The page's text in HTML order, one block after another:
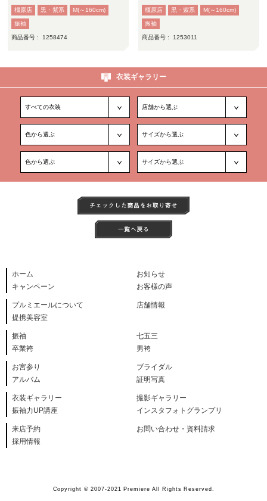
橿原店 黒・紫系 M(～160cm)
振袖
商品番号 : 1258474
橿原店 黒・紫系 M(～160cm)
振袖
商品番号 : 1253011
衣装ギャラリー
ホーム
お知らせ
キャンペーン
お客様の声
プルミエールについて
店舗情報
提携美容室
振袖
七五三
卒業袴
男袴
お宮参り
ブライダル
アルバム
証明写真
衣装ギャラリー
撮影ギャラリー
振袖力UP講座
インスタフォトグランプリ
来店予約
お問い合わせ・資料請求
採用情報
Copyright © 2007-2021 Premiere All Rights Reserved.